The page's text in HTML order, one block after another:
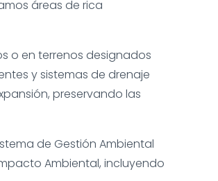
áreas de rica
o en terrenos designados
y sistemas de drenaje
preservando las
de Gestión Ambiental
Ambiental, incluyendo